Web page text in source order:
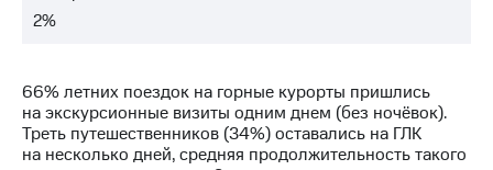
2%
66% летних поездок на горные курорты пришлись
на экскурсионные визиты одним днем (без ночёвок).
Треть путешественников (34%) оставались на ГЛК
на несколько дней, средняя продолжительность такого